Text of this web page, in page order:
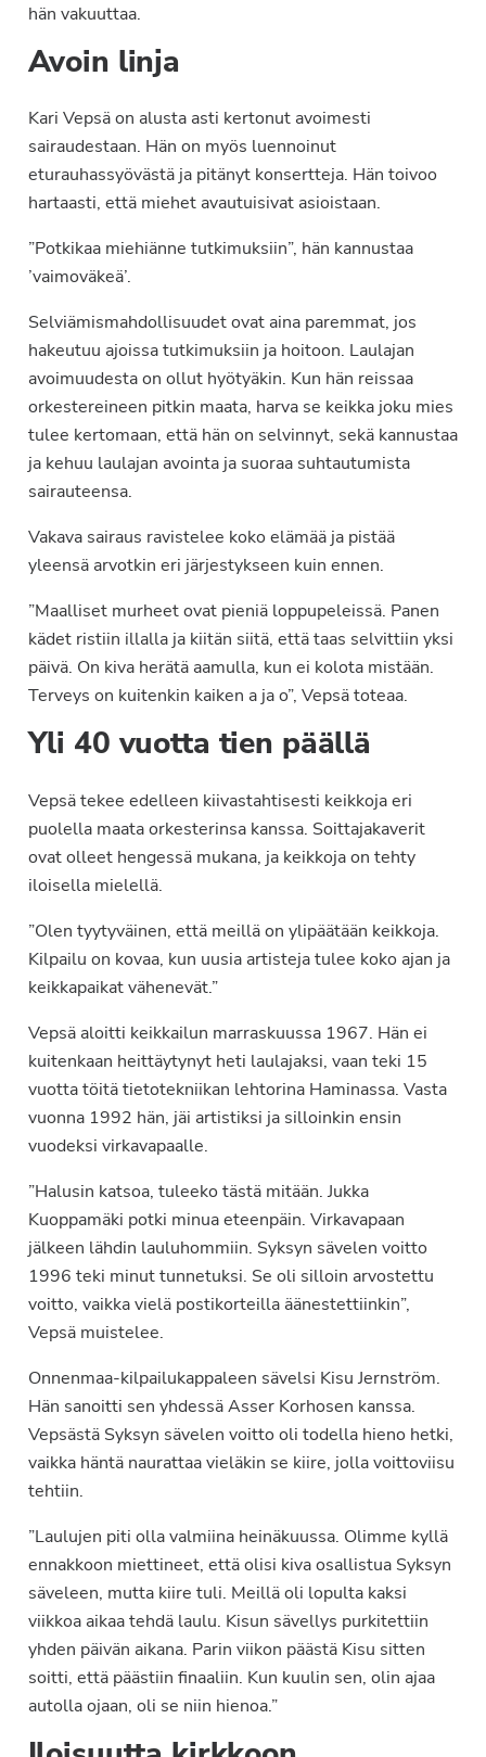
hän vakuuttaa.
Avoin linja
Kari Vepsä on alusta asti kertonut avoimesti
sairaudestaan. Hän on myös luennoinut
eturauhassyövästä ja pitänyt konsertteja. Hän toivoo
hartaasti, että miehet avautuisivat asioistaan.
”Potkikaa miehiänne tutkimuksiin”, hän kannustaa
’vaimoväkeä’.
Selviämismahdollisuudet ovat aina paremmat, jos
hakeutuu ajoissa tutkimuksiin ja hoitoon. Laulajan
avoimuudesta on ollut hyötyäkin. Kun hän reissaa
orkestereineen pitkin maata, harva se keikka joku mies
tulee kertomaan, että hän on selvinnyt, sekä kannustaa
ja kehuu laulajan avointa ja suoraa suhtautumista
sairauteensa.
Vakava sairaus ravistelee koko elämää ja pistää
yleensä arvotkin eri järjestykseen kuin ennen.
”Maalliset murheet ovat pieniä loppupeleissä. Panen
kädet ristiin illalla ja kiitän siitä, että taas selvittiin yksi
päivä. On kiva herätä aamulla, kun ei kolota mistään.
Terveys on kuitenkin kaiken a ja o”, Vepsä toteaa.
Yli 40 vuotta tien päällä
Vepsä tekee edelleen kiivastahtisesti keikkoja eri
puolella maata orkesterinsa kanssa. Soittajakaverit
ovat olleet hengessä mukana, ja keikkoja on tehty
iloisella mielellä.
”Olen tyytyväinen, että meillä on ylipäätään keikkoja.
Kilpailu on kovaa, kun uusia artisteja tulee koko ajan ja
keikkapaikat vähenevät.”
Vepsä aloitti keikkailun marraskuussa 1967. Hän ei
kuitenkaan heittäytynyt heti laulajaksi, vaan teki 15
vuotta töitä tietotekniikan lehtorina Haminassa. Vasta
vuonna 1992 hän, jäi artistiksi ja silloinkin ensin
vuodeksi virkavapaalle.
”Halusin katsoa, tuleeko tästä mitään. Jukka
Kuoppamäki potki minua eteenpäin. Virkavapaan
jälkeen lähdin lauluhommiin. Syksyn sävelen voitto
1996 teki minut tunnetuksi. Se oli silloin arvostettu
voitto, vaikka vielä postikorteilla äänestettiinkin”,
Vepsä muistelee.
Onnenmaa-kilpailukappaleen sävelsi Kisu Jernström.
Hän sanoitti sen yhdessä Asser Korhosen kanssa.
Vepsästä Syksyn sävelen voitto oli todella hieno hetki,
vaikka häntä naurattaa vieläkin se kiire, jolla voittoviisu
tehtiin.
”Laulujen piti olla valmiina heinäkuussa. Olimme kyllä
ennakkoon miettineet, että olisi kiva osallistua Syksyn
säveleen, mutta kiire tuli. Meillä oli lopulta kaksi
viikkoa aikaa tehdä laulu. Kisun sävellys purkitettiin
yhden päivän aikana. Parin viikon päästä Kisu sitten
soitti, että päästiin finaaliin. Kun kuulin sen, olin ajaa
autolla ojaan, oli se niin hienoa.”